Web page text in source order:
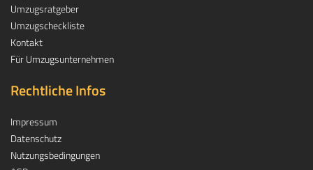
Umzugsratgeber
Umzugscheckliste
Kontakt
Für Umzugsunternehmen
Rechtliche Infos
Impressum
Datenschutz
Nutzungsbedingungen